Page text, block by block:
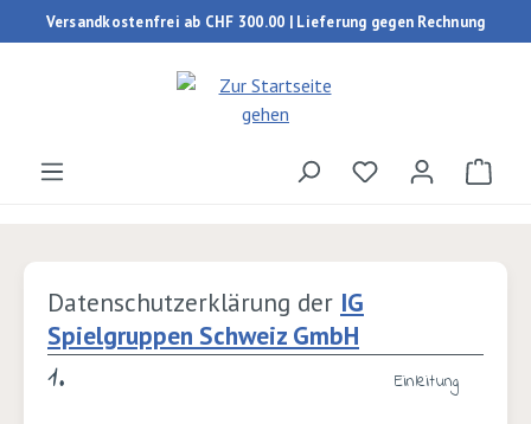
Zum Hauptinhalt springen
Versandkostenfrei ab CHF 300.00 | Lieferung gegen Rechnung
Du hast 0
Datenschutzerklärung der IG
Spielgruppen Schweiz GmbH
1. Einleitung